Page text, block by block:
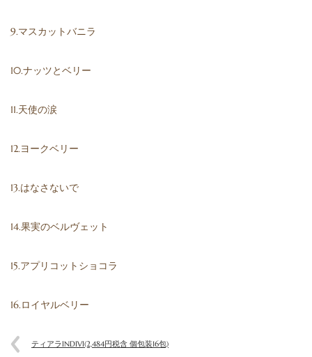
9.マスカットバニラ
10.ナッツとベリー
11.天使の涙
12.ヨークベリー
13.はなさないで
14.果実のベルヴェット
15.アプリコットショコラ
16.ロイヤルベリー
ティアラINDIVI(2,484円税含 個包装16包)